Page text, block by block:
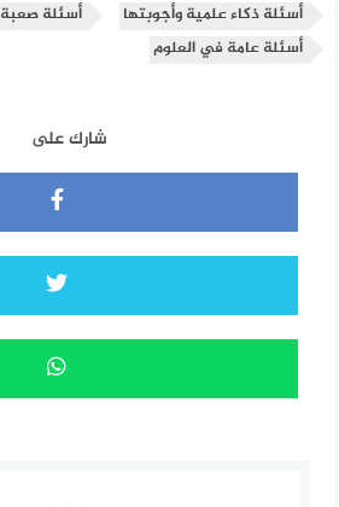
أسئلة ذكاء علمية وأجوبتها
أسئلة
أسئلة عامة في العلوم
شارك على